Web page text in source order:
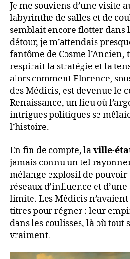
Je me souviens d’une visite
labyrinthe de salles et de
semblait encore flotter dans
détour, je m’attendais
fantôme de Cosme l’Ancien,
respirait la stratégie et la
alors comment Florence,
des Médicis, est devenue le
Renaissance, un lieu où
intrigues politiques se
l’histoire.
En fin de compte, laville-
jamais connu un tel
mélange explosif de
réseaux d’influence et
limite. Les Médicis n’avaient
titres pour régner : leur
dans les coulisses, là où tout
vraiment.